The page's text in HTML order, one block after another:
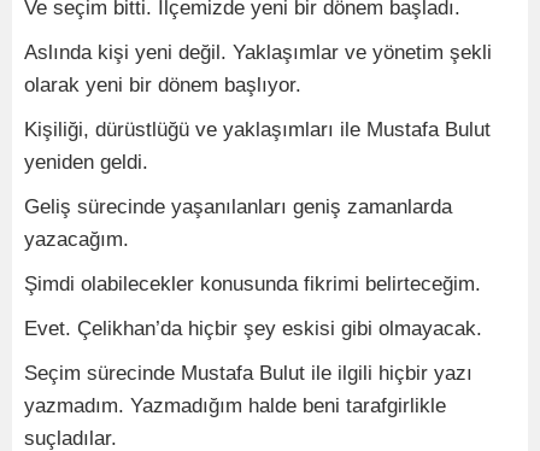
Ve seçim bitti. İlçemizde yeni bir dönem başladı.
Aslında kişi yeni değil. Yaklaşımlar ve yönetim şekli
olarak yeni bir dönem başlıyor.
Kişiliği, dürüstlüğü ve yaklaşımları ile Mustafa Bulut
yeniden geldi.
Geliş sürecinde yaşanılanları geniş zamanlarda
yazacağım.
Şimdi olabilecekler konusunda fikrimi belirteceğim.
Evet. Çelikhan’da hiçbir şey eskisi gibi olmayacak.
Seçim sürecinde Mustafa Bulut ile ilgili hiçbir yazı
yazmadım. Yazmadığım halde beni tarafgirlikle
suçladılar.